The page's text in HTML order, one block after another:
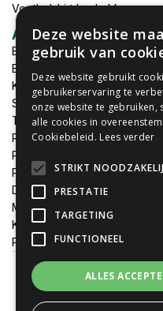
Voetbalshirt bedrukken
Accessoires
Babykleding bedrukken
Broek bedrukken
Kapmantels bedrukken
Schort bedrukken
Tas bedrukken
Relatieschenken
Petten bedrukken
Petten borduren
DTF print per meter
MEGADEALS
Keukenschort bedrukken
Promotiemateriaal bedrukken
Onze websites:
Deze website
gebruik van
Deze website gebruikt
gebruikerservaring te
onze website te gebruiken,
alle cookies in
Cookiebeleid. Lees verder
STRIKT
PRESTATIE
TARGETING
FUNCTIONEEL
ALLES